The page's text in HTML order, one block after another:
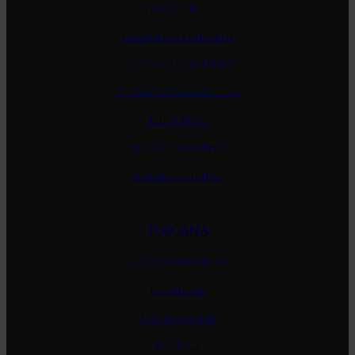
Fenocchio
Francesco Rinaldi
Giacomo Conterno
Giuseppe Mascarello
Luigi Pira
Nervi Conterno
Renato Corino
TOSCANA
Gianni Brunelli
Le Chiuse
Mastrojanni
Baricci